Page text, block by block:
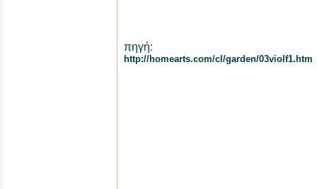
πηγή:
http://homearts.com/cl/garden/03violf1.htm